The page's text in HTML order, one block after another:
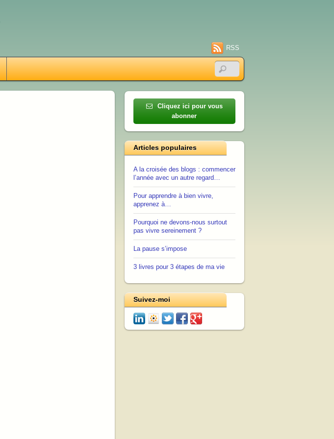
RSS
Cliquez ici pour vous
abonner
Articles populaires
A la croisée des blogs : commencer
l’année avec un autre regard…
Pour apprendre à bien vivre,
apprenez à…
Pourquoi ne devons-nous surtout
pas vivre sereinement ?
La pause s’impose
3 livres pour 3 étapes de ma vie
Suivez-moi